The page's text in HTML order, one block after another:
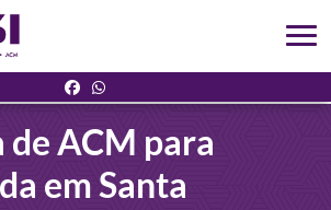
de ACM para
em Santa